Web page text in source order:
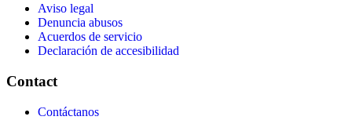
Aviso legal
Denuncia abusos
Acuerdos de servicio
Declaración de accesibilidad
Contact
Contáctanos